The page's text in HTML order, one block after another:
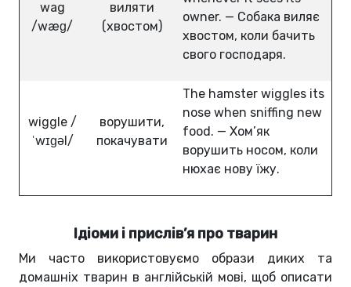
wag
/wæɡ/
виляти
(хвостом)
owner. — Собака виляє
хвостом, коли бачить
свого господаря.
wiggle /
ˈwɪɡəl/
ворушити,
покачувати
The hamster wiggles its
nose when sniffing new
food. — Хом’як
ворушить носом, коли
нюхає нову їжу.
Ідіоми і прислів’я про тварин
Ми часто використовуємо образи диких та
домашніх тварин в англійській мові, щоб описати